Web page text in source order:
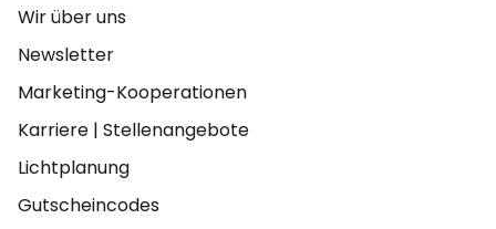
Wir über uns
Newsletter
Marketing-Kooperationen
Karriere | Stellenangebote
Lichtplanung
Gutscheincodes